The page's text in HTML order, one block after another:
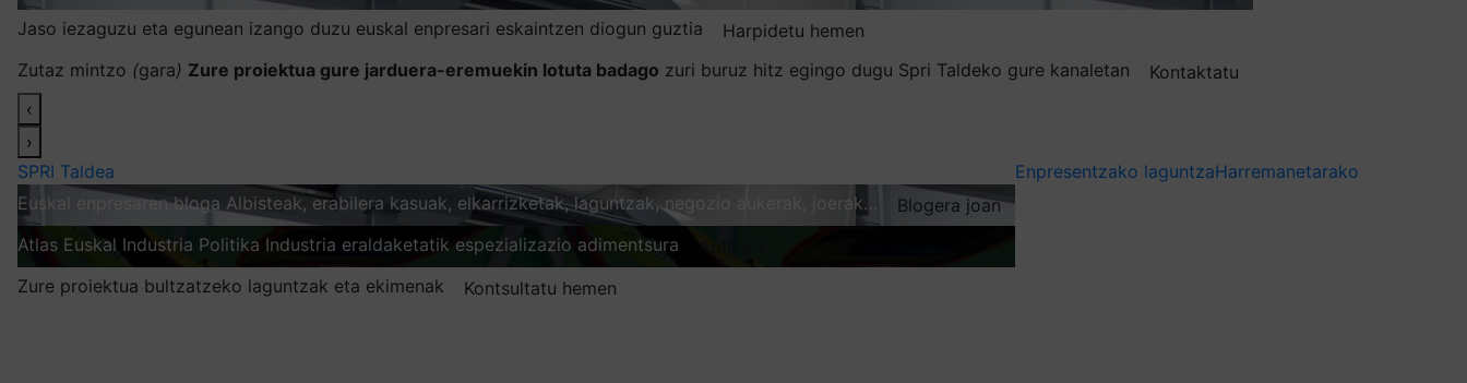
Jaso iezaguzu eta egunean izango duzu euskal enpresari eskaintzen diogun guztia
Harpidetu hemen
Zutaz mintzo (gara) Zure proiektua gure jarduera-eremuekin lotuta badago zuri buruz hitz egingo dugu Spri Taldeko gure kanaletan
Kontaktatu
‹
›
SPRI Taldea
Euskal enpresaren bloga Albisteak, erabilera kasuak, elkarrizketak, laguntzak, negozio aukerak, joerak…
Blogera joan
Atlas Euskal Industria Politika Industria eraldaketatik espezializazio adimentsura
Zure proiektua bultzatzeko laguntzak eta ekimenak
Kontsultatu hemen
Enpresentzako laguntzaHarremanetarako